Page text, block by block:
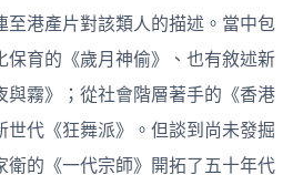
至港產片對該類人的描述。當中包
保育的《歲月神偷》、也有敘述新
與霧》；從社會階層著手的《香港
世代《狂舞派》。但談到尚未發掘
衛的《一代宗師》開拓了五十年代